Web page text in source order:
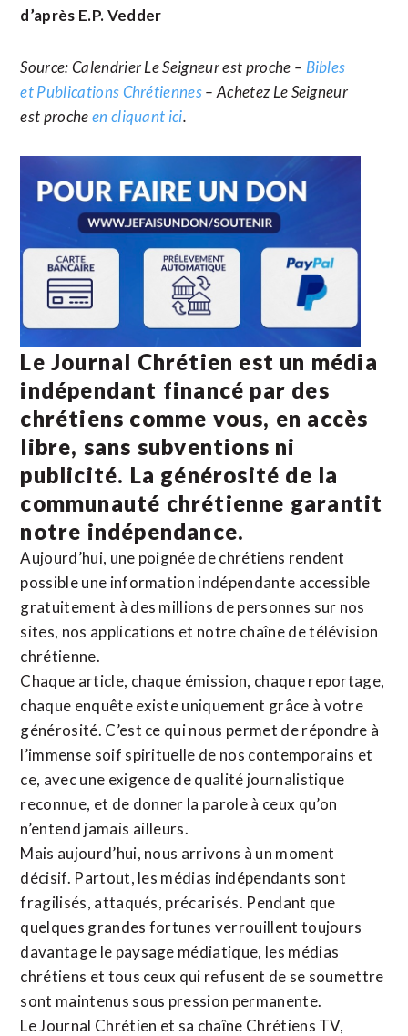
d’après E.P. Vedder
Source: Calendrier Le Seigneur est proche – Bibles
et Publications Chrétiennes– Achetez Le Seigneur
est procheen cliquant ici.
Le Journal Chrétien est un média
indépendant financé par des
chrétiens comme vous, en accès
libre, sans subventions ni
publicité. La générosité de la
communauté chrétienne garantit
notre indépendance.
Aujourd’hui, une poignée de chrétiens rendent
possible une information indépendante accessible
gratuitement à des millions de personnes sur nos
sites, nos applications et notre chaîne de télévision
chrétienne.
Chaque article, chaque émission, chaque reportage,
chaque enquête existe uniquement grâce à votre
générosité. C’est ce qui nous permet de répondre à
l’immense soif spirituelle de nos contemporains et
ce, avec une exigence de qualité journalistique
reconnue, et de donner la parole à ceux qu’on
n’entend jamais ailleurs.
Mais aujourd’hui, nous arrivons à un moment
décisif. Partout, les médias indépendants sont
fragilisés, attaqués, précarisés. Pendant que
quelques grandes fortunes verrouillent toujours
davantage le paysage médiatique, les médias
chrétiens et tous ceux qui refusent de se soumettre
sont maintenus sous pression permanente.
Le Journal Chrétien et sa chaîne Chrétiens TV,